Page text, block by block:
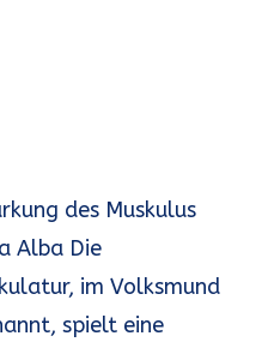
des Muskulus
Alba Die
im Volksmund
spielt eine